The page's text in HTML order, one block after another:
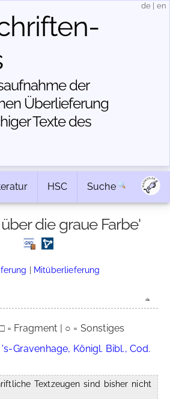
der
Über­lieferung
Texte des
de en
HSC Suche
die graue Farbe'
| Mitüberlieferung
= Fragment | ○ = Sonstiges
Gravenhage, Königl. Bibl., Cod.
Textzeugen sind bisher nicht